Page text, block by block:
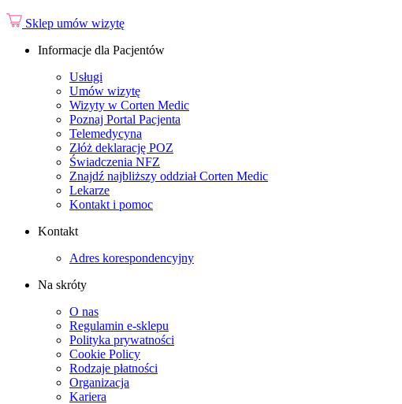
Sklep umów wizytę
Informacje dla Pacjentów
Usługi
Umów wizytę
Wizyty w Corten Medic
Poznaj Portal Pacjenta
Telemedycyna
Złóż deklarację POZ
Świadczenia NFZ
Znajdź najbliższy oddział Corten Medic
Lekarze
Kontakt i pomoc
Kontakt
Adres korespondencyjny
Na skróty
O nas
Regulamin e-sklepu
Polityka prywatności
Cookie Policy
Rodzaje płatności
Organizacja
Kariera